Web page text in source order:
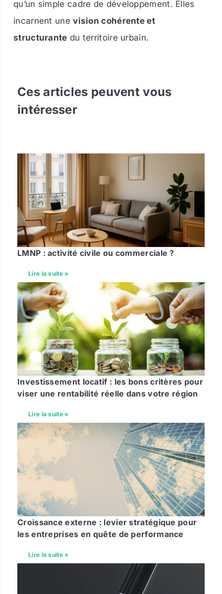
qu’un simple cadre de développement. Elles
incarnent unevision cohérente et
structurante du territoire urbain.
Ces articles peuvent vous
intéresser
LMNP : activité civile ou commerciale ?
Lire la suite »
Investissement locatif : les bons critères pour
viser une rentabilité réelle dans votre région
Lire la suite »
Croissance externe : levier stratégique pour
les entreprises en quête de performance
Lire la suite »